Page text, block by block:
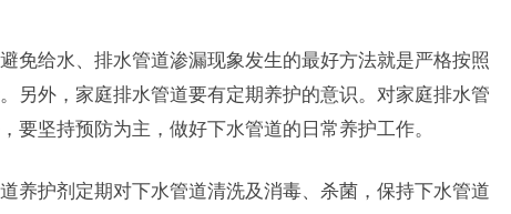
给水、排水管道渗漏现象发生的最好方法就是严格按照
另外，家庭排水管道要有定期养护的意识。对家庭排水管
要坚持预防为主，做好下水管道的日常养护工作。
护剂定期对下水管道清洗及消毒、杀菌，保持下水管道